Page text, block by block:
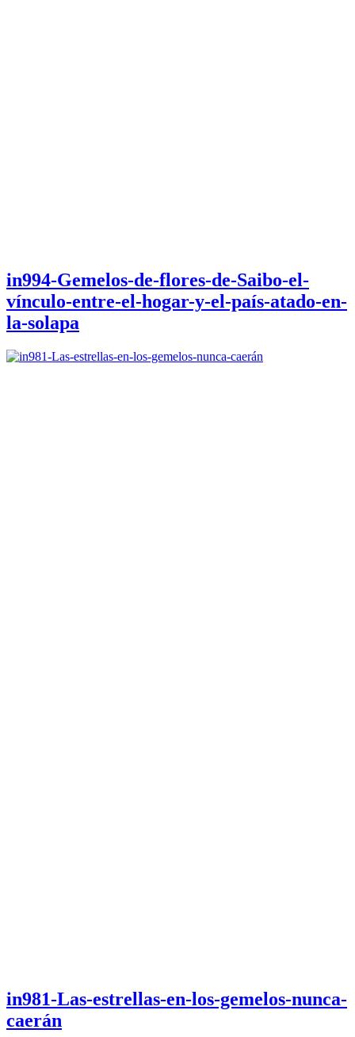
in994-Gemelos-de-flores-de-Saibo-el-
vínculo-entre-el-hogar-y-el-país-atado-en-
la-solapa
in981-Las-estrellas-en-los-gemelos-nunca-
caerán